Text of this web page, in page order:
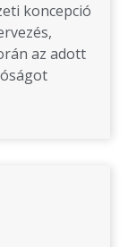
koncepció
az adott